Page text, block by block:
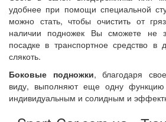
удобнее при помощи специальной
можно стать, чтобы очистить от
наличии подножек Вы сможете не
посадке в транспортное средство в
слякоть.
Боковые подножки, благодаря
виду, выполняют еще одну
индивидуальным и солидным и